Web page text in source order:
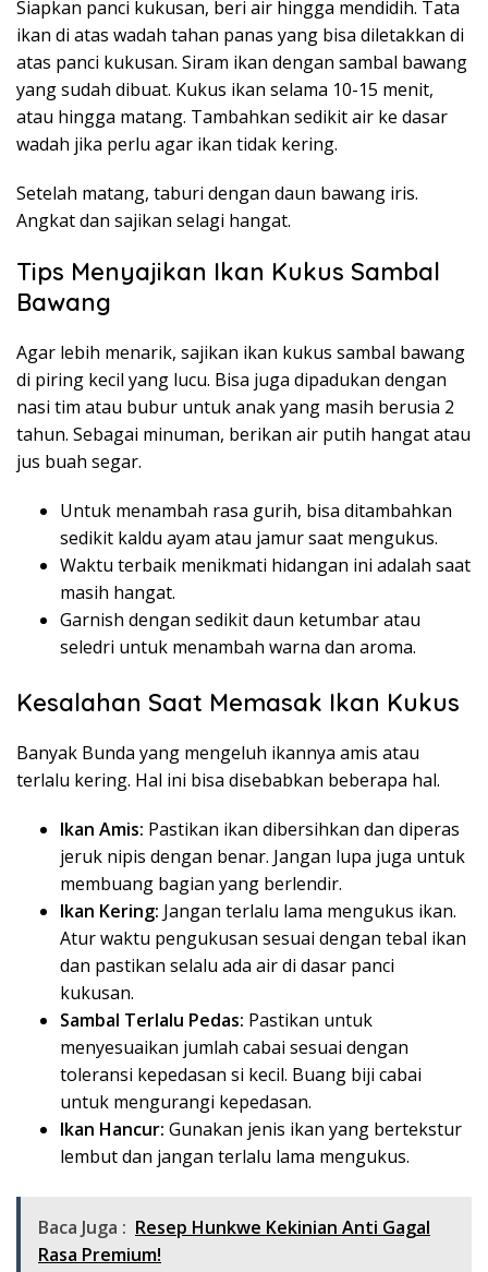
Siapkan panci kukusan, beri air hingga mendidih. Tata
ikan di atas wadah tahan panas yang bisa diletakkan di
atas panci kukusan. Siram ikan dengan sambal bawang
yang sudah dibuat. Kukus ikan selama 10-15 menit,
atau hingga matang. Tambahkan sedikit air ke dasar
wadah jika perlu agar ikan tidak kering.
Setelah matang, taburi dengan daun bawang iris.
Angkat dan sajikan selagi hangat.
Tips Menyajikan Ikan Kukus Sambal
Bawang
Agar lebih menarik, sajikan ikan kukus sambal bawang
di piring kecil yang lucu. Bisa juga dipadukan dengan
nasi tim atau bubur untuk anak yang masih berusia 2
tahun. Sebagai minuman, berikan air putih hangat atau
jus buah segar.
Untuk menambah rasa gurih, bisa ditambahkan
sedikit kaldu ayam atau jamur saat mengukus.
Waktu terbaik menikmati hidangan ini adalah saat
masih hangat.
Garnish dengan sedikit daun ketumbar atau
seledri untuk menambah warna dan aroma.
Kesalahan Saat Memasak Ikan Kukus
Banyak Bunda yang mengeluh ikannya amis atau
terlalu kering. Hal ini bisa disebabkan beberapa hal.
Ikan Amis: Pastikan ikan dibersihkan dan diperas
jeruk nipis dengan benar. Jangan lupa juga untuk
membuang bagian yang berlendir.
Ikan Kering: Jangan terlalu lama mengukus ikan.
Atur waktu pengukusan sesuai dengan tebal ikan
dan pastikan selalu ada air di dasar panci
kukusan.
Sambal Terlalu Pedas: Pastikan untuk
menyesuaikan jumlah cabai sesuai dengan
toleransi kepedasan si kecil. Buang biji cabai
untuk mengurangi kepedasan.
Ikan Hancur: Gunakan jenis ikan yang bertekstur
lembut dan jangan terlalu lama mengukus.
Baca Juga : Resep Hunkwe Kekinian Anti Gagal
Rasa Premium!